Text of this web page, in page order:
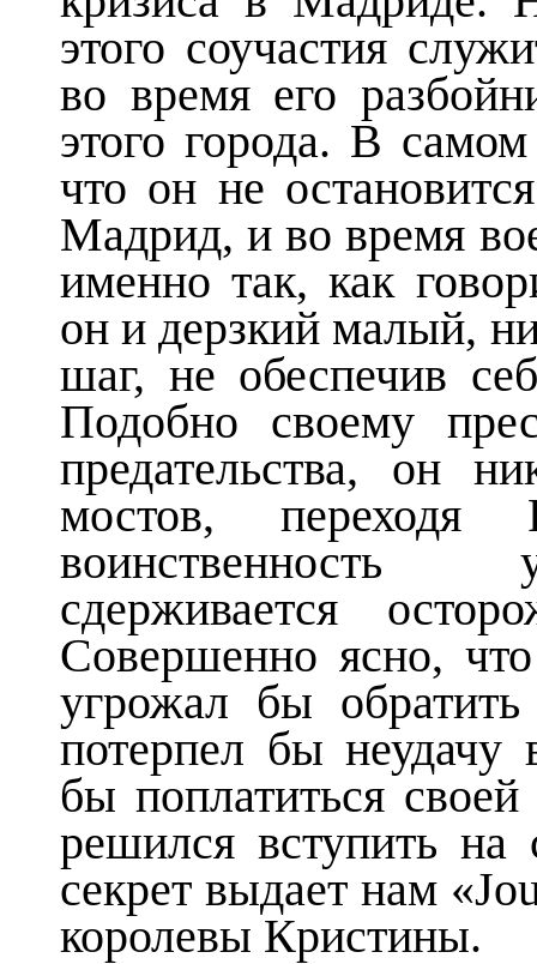
этого соучастия
во время его
этого города. В
что он не
Мадрид, и во время
именно так, как
он и дерзкий малый,
шаг, не обеспечив
Подобно своему
предательства, он
мостов,
воинственность
сдерживается
Совершенно ясно,
угрожал бы
потерпел бы
бы поплатиться
решился вступить на
секрет выдает нам
королевы Кристины.